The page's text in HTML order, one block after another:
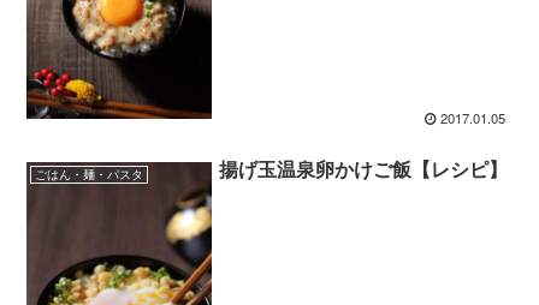
2017.01.05
ごはん・麺・パスタ 揚げ玉温泉卵かけご飯【レシピ】